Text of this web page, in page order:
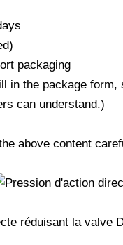
packaging
in the package
can understand.)
above content